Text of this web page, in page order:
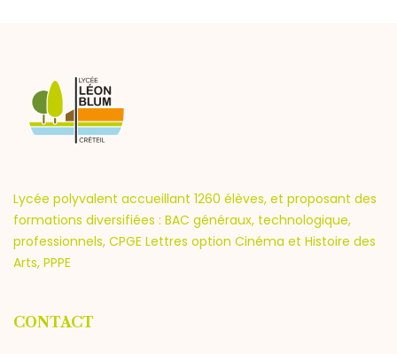
Lycée polyvalent accueillant 1260 élèves, et proposant des
formations diversifiées : BAC généraux, technologique,
professionnels, CPGE Lettres option Cinéma et Histoire des
Arts, PPPE
CONTACT